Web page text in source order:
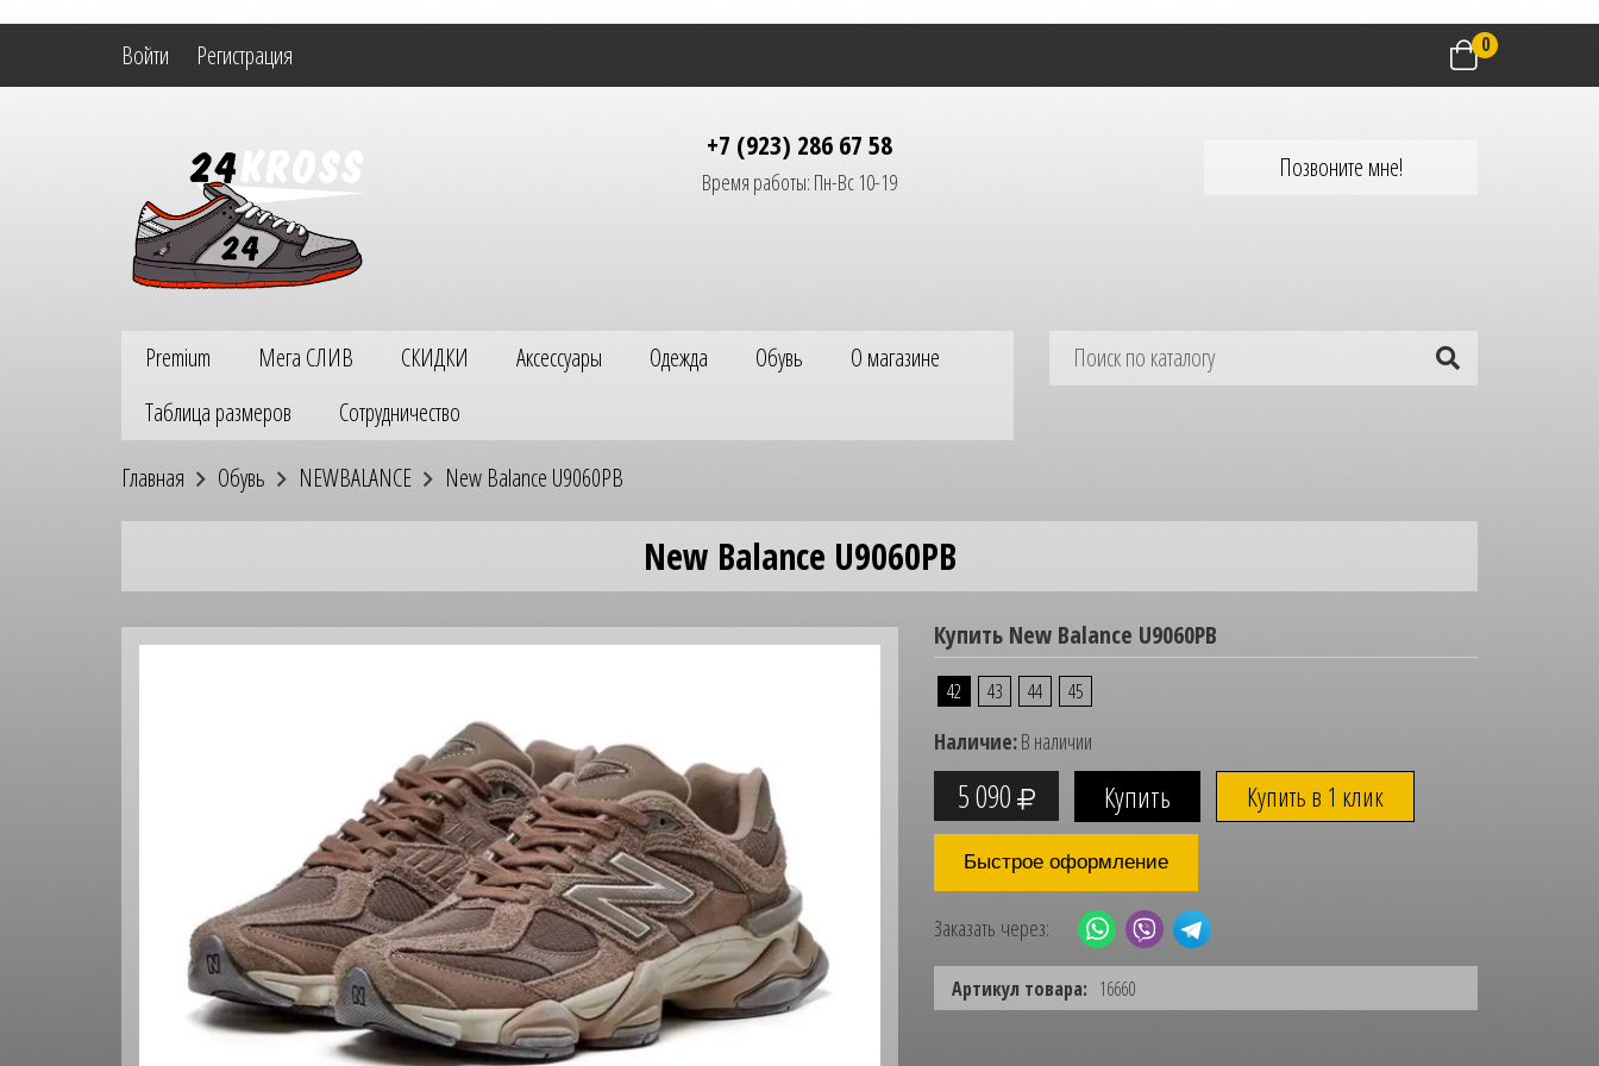
Войти Регистрация 0
+7 (923) 286 67 58
Время работы: Пн-Вс 10-19 Позвоните мне!
Premium Мега СЛИВ СКИДКИ Аксессуары Одежда Обувь
О магазине
Таблица размеров
Сотрудничество
Главная Обувь NEWBALANCE New Balance U9060PB
New Balance U9060PB
Купить New Balance U9060PB
42 43 44 45
Наличие:В наличии
5 090 Купить в 1 клик
Быстрое оформление
Заказать через:
Артикул товара: 16660